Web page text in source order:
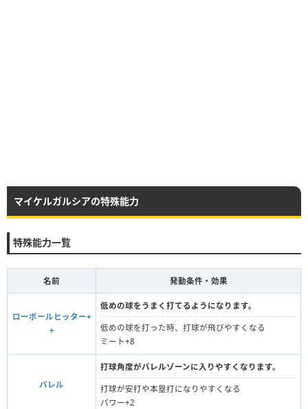
マイケルガルシアの特殊能力
特殊能力一覧
名前 発動条件・効果
ローボールヒッター+
+
低めの球をうまく打てるようになります。
低めの球を打った時、打球が飛びやすくなる
ミート+8
バレル
打球角度がバレルゾーンに入りやすくなります。
打球が安打や本塁打になりやすくなる
パワー+2